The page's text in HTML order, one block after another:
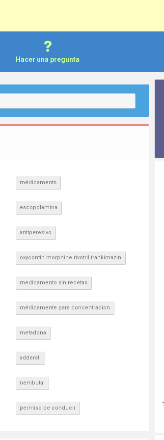
Hacer una pregunta
médicaments
escopolamina
antiperesivo
oxycontin morphine rivotril trankimazin
medicamento sin recetas
médicamente para concentracion
metadona
adderall
nembutal
permiso de conducir